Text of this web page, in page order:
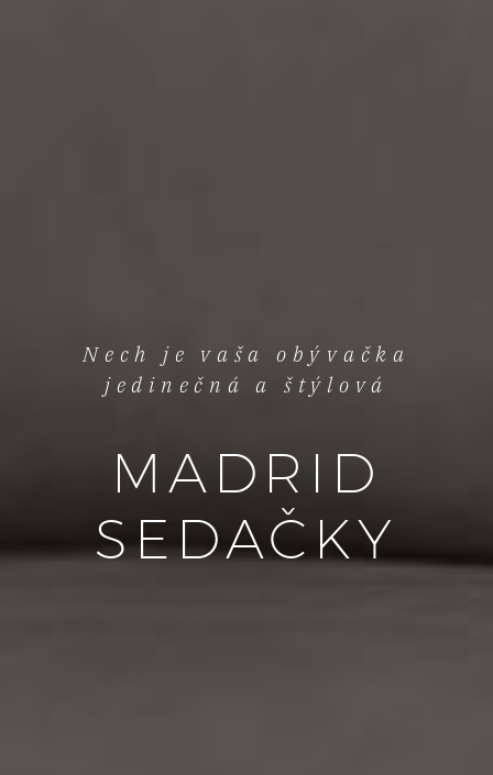
Nech je vaša obývačka
jedinečná a štýlová
MADRID
SEDAČKY